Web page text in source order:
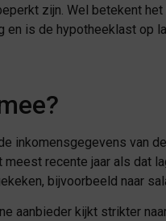
zijn. Wel betekent
is de hypotheeklast op
inkomensgegevens van
meest recente jaar als
bijvoorbeeld naar
aanbieder kijkt strikter